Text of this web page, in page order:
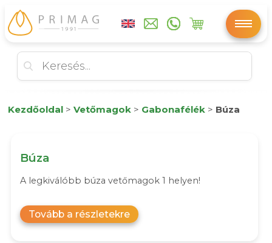
Kezdőoldal > Vetőmagok > Gabonafélék > Búza
Búza
A legkiválóbb búza vetőmagok 1 helyen!
Tovább a részletekre